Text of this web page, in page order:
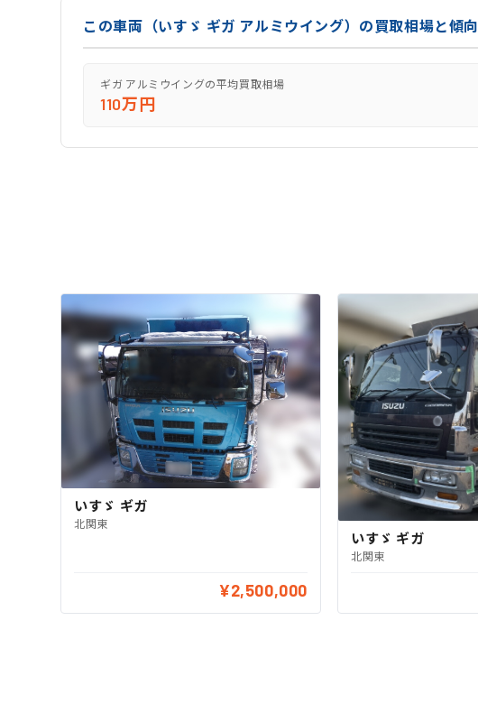
この車両（いすゞ ギガ アルミウイング）の買取相場と傾向
ギガ アルミウイングの平均買取相場
110万円
いすゞ ギガ
北関東
¥2,500,000
いすゞ ギガ
北関東